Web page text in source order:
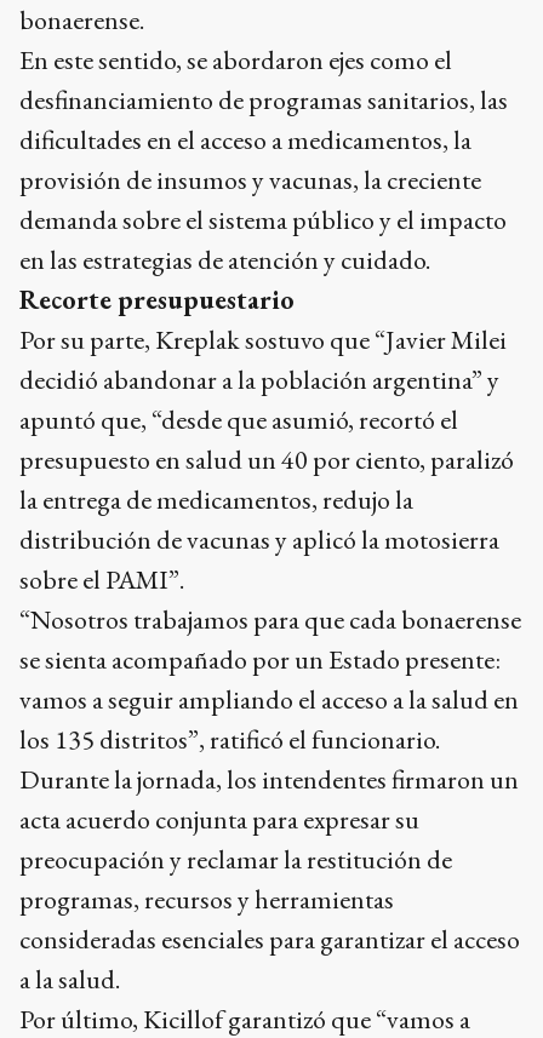
bonaerense.
En este sentido, se abordaron ejes como el
desfinanciamiento de programas sanitarios, las
dificultades en el acceso a medicamentos, la
provisión de insumos y vacunas, la creciente
demanda sobre el sistema público y el impacto
en las estrategias de atención y cuidado.
Recorte presupuestario
Por su parte, Kreplak sostuvo que “Javier Milei
decidió abandonar a la población argentina” y
apuntó que, “desde que asumió, recortó el
presupuesto en salud un 40 por ciento, paralizó
la entrega de medicamentos, redujo la
distribución de vacunas y aplicó la motosierra
sobre el PAMI”.
“Nosotros trabajamos para que cada bonaerense
se sienta acompañado por un Estado presente:
vamos a seguir ampliando el acceso a la salud en
los 135 distritos”, ratificó el funcionario.
Durante la jornada, los intendentes firmaron un
acta acuerdo conjunta para expresar su
preocupación y reclamar la restitución de
programas, recursos y herramientas
consideradas esenciales para garantizar el acceso
a la salud.
Por último, Kicillof garantizó que “vamos a